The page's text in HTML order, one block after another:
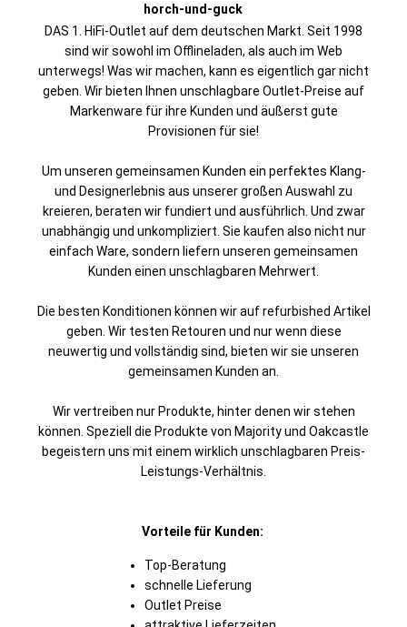
horch-und-guck
DAS 1. HiFi-Outlet auf dem deutschen Markt. Seit 1998
sind wir sowohl im Offlineladen, als auch im Web
unterwegs! Was wir machen, kann es eigentlich gar nicht
geben. Wir bieten Ihnen unschlagbare Outlet-Preise auf
Markenware für ihre Kunden und äußerst gute
Provisionen für sie!
Um unseren gemeinsamen Kunden ein perfektes Klang-
und Designerlebnis aus unserer großen Auswahl zu
kreieren, beraten wir fundiert und ausführlich. Und zwar
unabhängig und unkompliziert. Sie kaufen also nicht nur
einfach Ware, sondern liefern unseren gemeinsamen
Kunden einen unschlagbaren Mehrwert.
Die besten Konditionen können wir auf refurbished Artikel
geben. Wir testen Retouren und nur wenn diese
neuwertig und vollständig sind, bieten wir sie unseren
gemeinsamen Kunden an.
Wir vertreiben nur Produkte, hinter denen wir stehen
können. Speziell die Produkte von Majority und Oakcastle
begeistern uns mit einem wirklich unschlagbaren Preis-
Leistungs-Verhältnis.
Vorteile für Kunden:
Top-Beratung
schnelle Lieferung
Outlet Preise